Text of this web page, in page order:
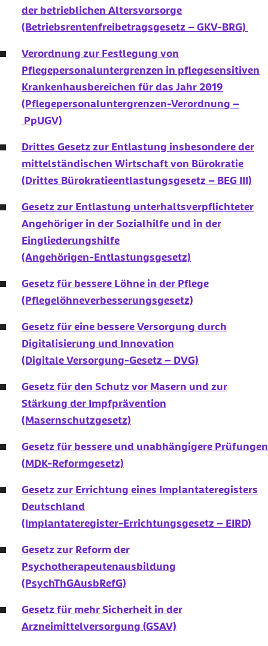
der betrieblichen Altersvorsorge
(Betriebsrentenfreibetragsgesetz – GKV-BRG)
Verordnung zur Festlegung von
Pflegepersonaluntergrenzen in pflegesensitiven
Krankenhausbereichen für das Jahr 2019
(Pflegepersonaluntergrenzen-Verordnung –
PpUGV)
Drittes Gesetz zur Entlastung insbesondere der
mittelständischen Wirtschaft von Bürokratie
(Drittes Bürokratieentlastungsgesetz – BEG III)
Gesetz zur Entlastung unterhaltsverpflichteter
Angehöriger in der Sozialhilfe und in der
Eingliederungshilfe
(Angehörigen-Entlastungsgesetz)
Gesetz für bessere Löhne in der Pflege
(Pflegelöhneverbesserungsgesetz)
Gesetz für eine bessere Versorgung durch
Digitalisierung und Innovation
(Digitale Versorgung-Gesetz – DVG)
Gesetz für den Schutz vor Masern und zur
Stärkung der Impfprävention
(Masernschutzgesetz)
Gesetz für bessere und unabhängigere Prüfungen
(MDK-Reformgesetz)
Gesetz zur Errichtung eines Implantateregisters
Deutschland
(Implantateregister-Errichtungsgesetz – EIRD)
Gesetz zur Reform der
Psychotherapeutenausbildung
(PsychThGAusbRefG)
Gesetz für mehr Sicherheit in der
Arzneimittelversorgung (GSAV)